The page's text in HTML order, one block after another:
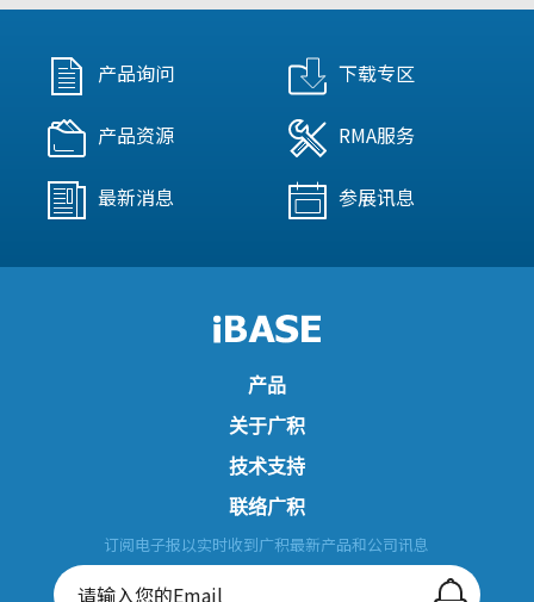
产品询问 下载专区
产品资源 RMA服务
最新消息 参展讯息
产品
关于广积
技术支持
联络广积
订阅电子报以实时收到广积最新产品和公司讯息